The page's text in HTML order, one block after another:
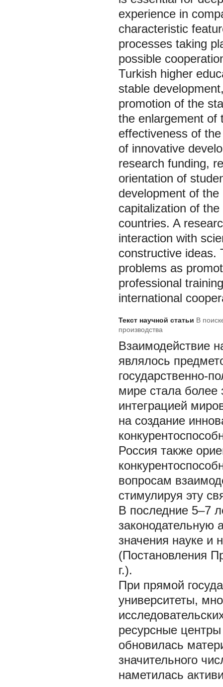
experience in
characteristic
processes taking
possible
Turkish higher
stable
promotion of the
the enlargement of
effectiveness of
of innovative
research funding,
orientation of
development of the
capitalization of
countries. A
interaction with
constructive ideas.
problems as
professional
international
Текст научной статьи В
производства
Взаимодействие
являлось
государственно-
мире стала более
интеграцией
на создание
Россия также
вопросам
стимулируя эту
В последние 5–7
законодательную
значения науке и
(Постановления
г.).
При прямой
университеты,
ресурсные
обновилась
значительного
наметилась